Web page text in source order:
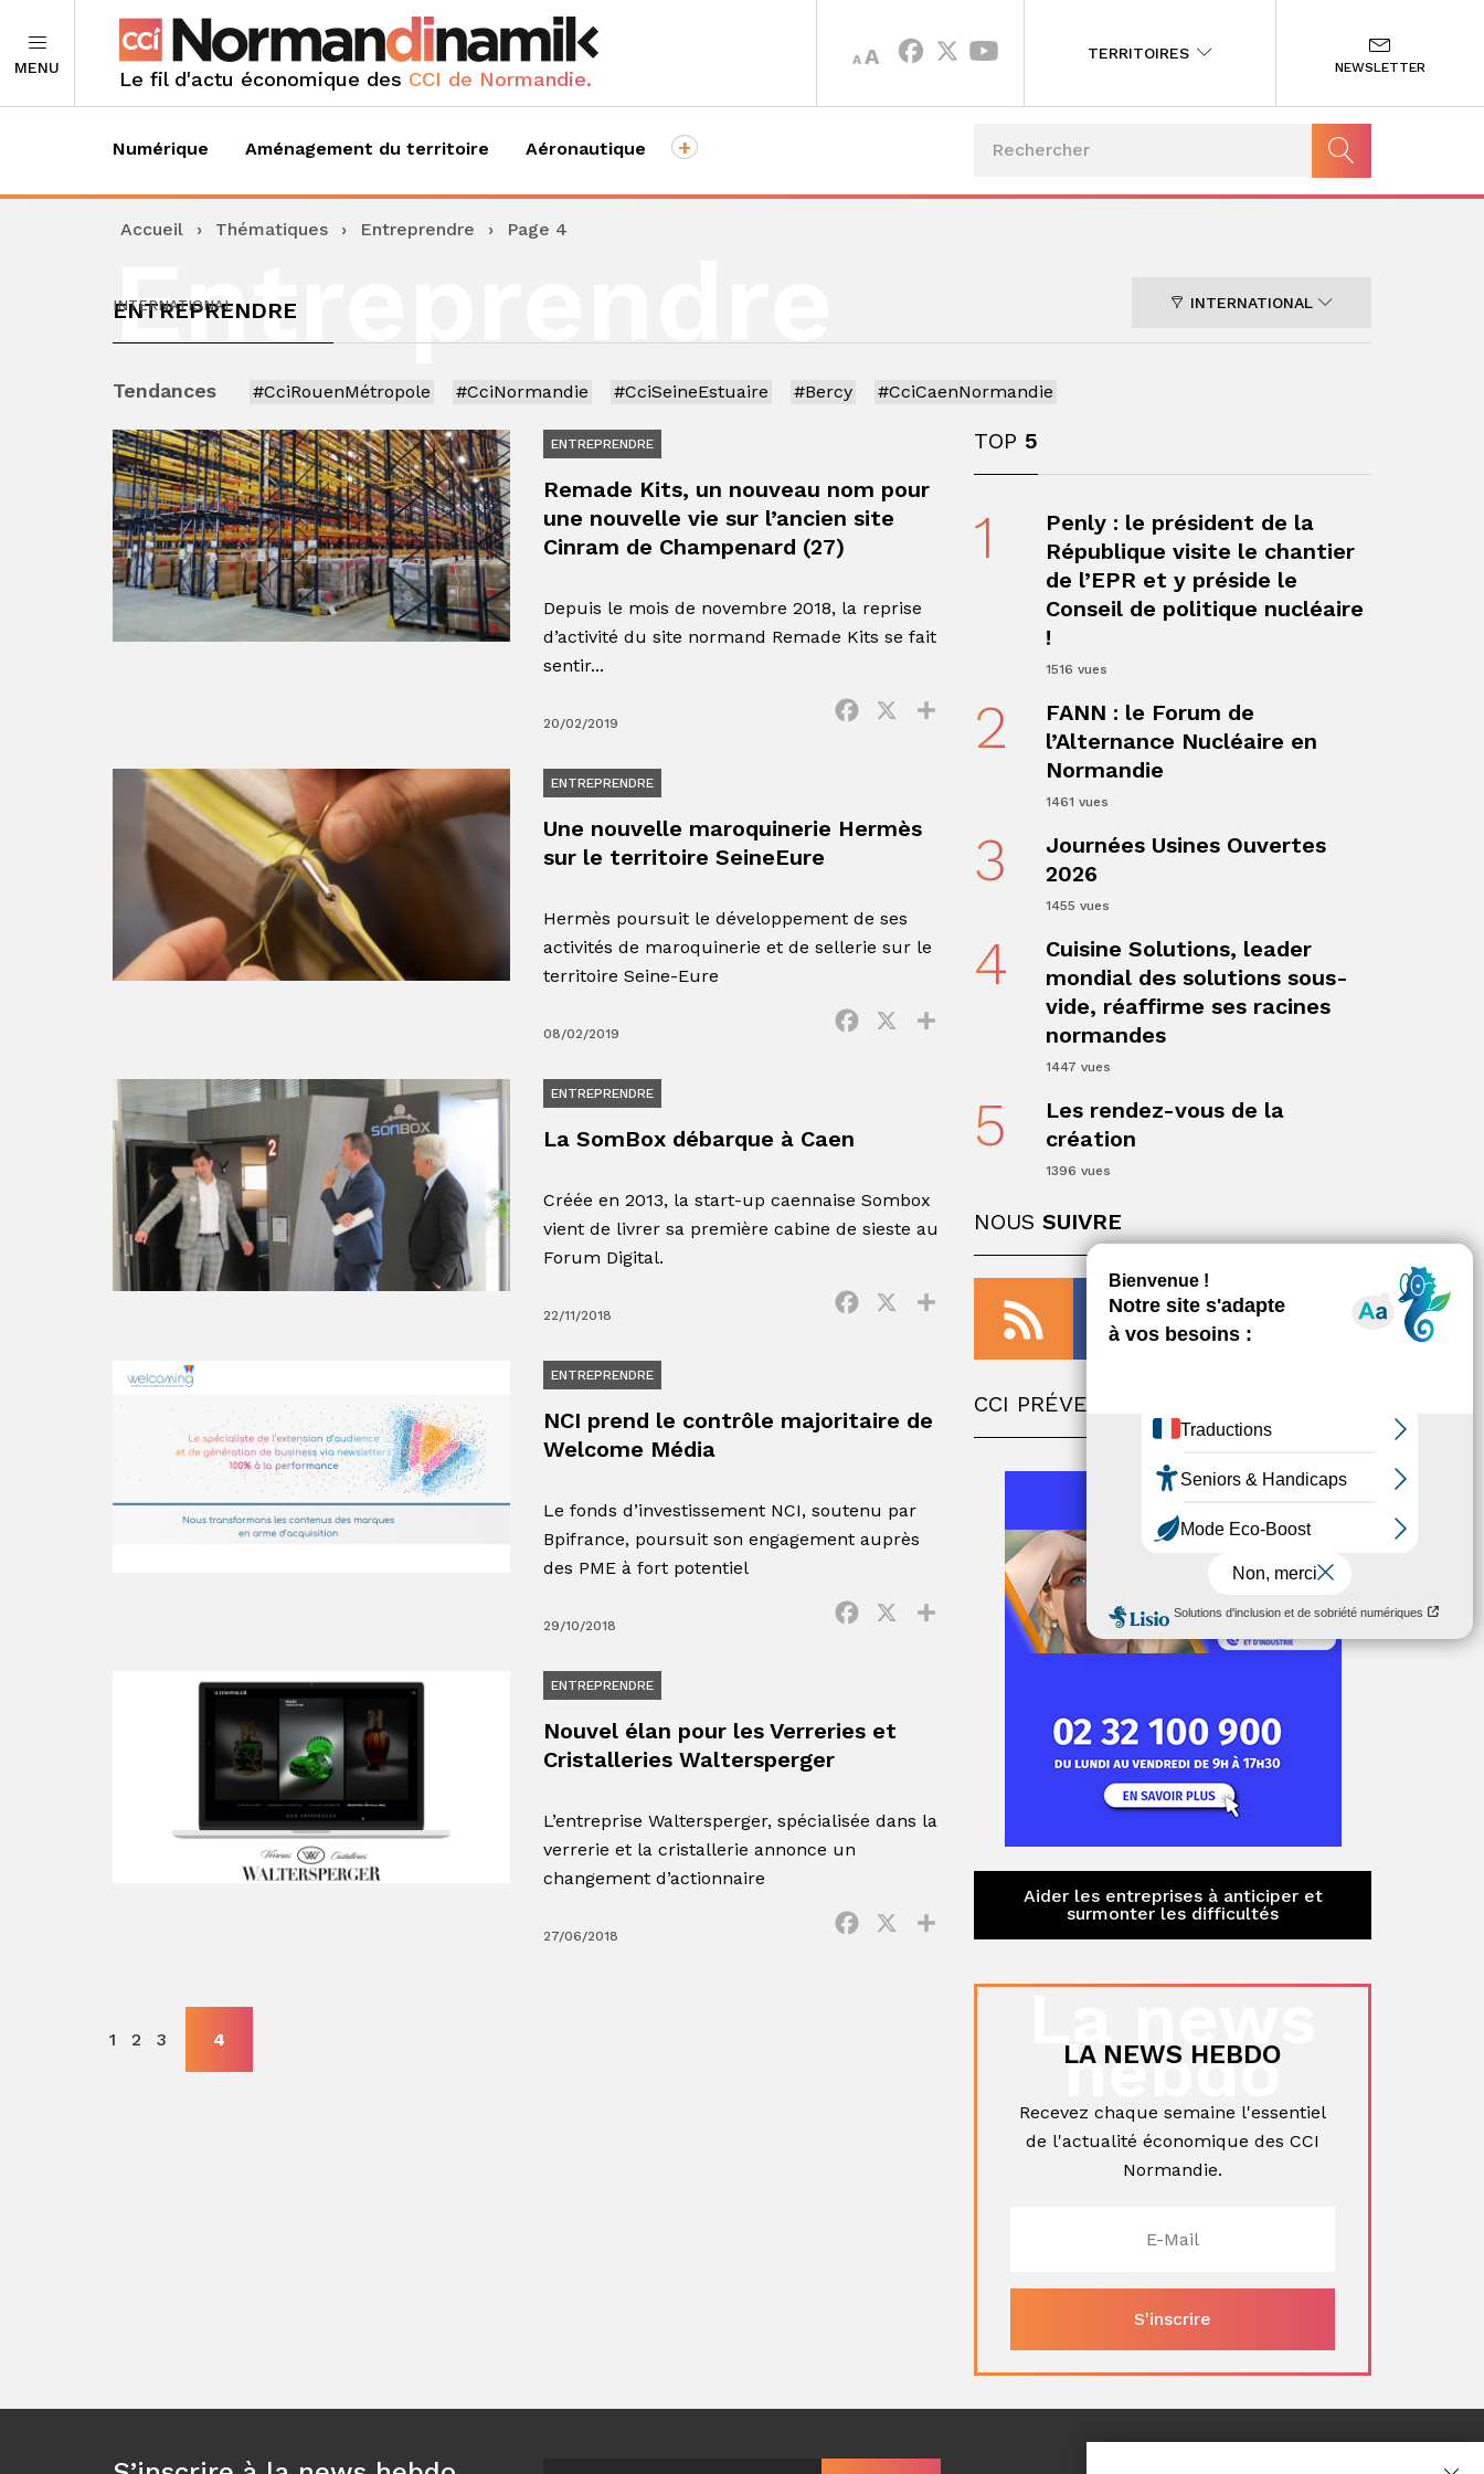
MENU Le fil d'actu économique des CCI de Normandie.
A
DECREASE
FONT
AINCREASE
SIZE.
TERRITOIRES
NEWSLETTER
Numérique Aménagement du territoire Aéronautique +
Accueil › Thématiques › Entreprendre › Page 4
Entreprendre
ENTREPRENDRE
INTERNATIONAL INTERNATIONAL
Tendances #CciRouenMétropole #CciNormandie #CciSeineEstuaire #Bercy #CciCaenNormandie
ENTREPRENDRE
Remade Kits, un nouveau nom pour
une nouvelle vie sur l’ancien site
Cinram de Champenard (27)
Depuis le mois de novembre 2018, la reprise
d’activité du site normand Remade Kits se fait
sentir...
20/02/2019
Facebook Partager
ENTREPRENDRE
Une nouvelle maroquinerie Hermès
sur le territoire SeineEure
Hermès poursuit le développement de ses
activités de maroquinerie et de sellerie sur le
territoire Seine-Eure
08/02/2019
Facebook
ENTREPRENDRE
La SomBox débarque à Caen
Créée en 2013, la start-up caennaise Sombox
vient de livrer sa première cabine de sieste au
Forum Digital.
22/11/2018
Facebook Partager
ENTREPRENDRE
NCI prend le contrôle majoritaire de
Welcome Média
Le fonds d’investissement NCI, soutenu par
Bpifrance, poursuit son engagement auprès
des PME à fort potentiel
29/10/2018
Facebook Partager
ENTREPRENDRE
Nouvel élan pour les Verreries et
Cristalleries Waltersperger
L’entreprise Waltersperger, spécialisée dans la
verrerie et la cristallerie annonce un
changement d’actionnaire
27/06/2018
Facebook
1 2 3 4
TOP 5
1
Penly : le président de la
République visite le chantier
de l’EPR et y préside le
Conseil de politique nucléaire
!
1516 vues
2
FANN : le Forum de
l’Alternance Nucléaire en
Normandie
1461 vues
3
Journées Usines Ouvertes
2026
1455 vues
4
Cuisine Solutions, leader
mondial des solutions sous-
vide, réaffirme ses racines
normandes
1447 vues
5
Les rendez-vous de la
création
1396 vues
NOUS SUIVRE
CCI PRÉVENTION
Aider les entreprises à anticiper et
surmonter les difficultés
hebdo
LA NEWS HEBDO
Recevez chaque semaine l'essentiel
de l'actualité économique des CCI
Normandie.